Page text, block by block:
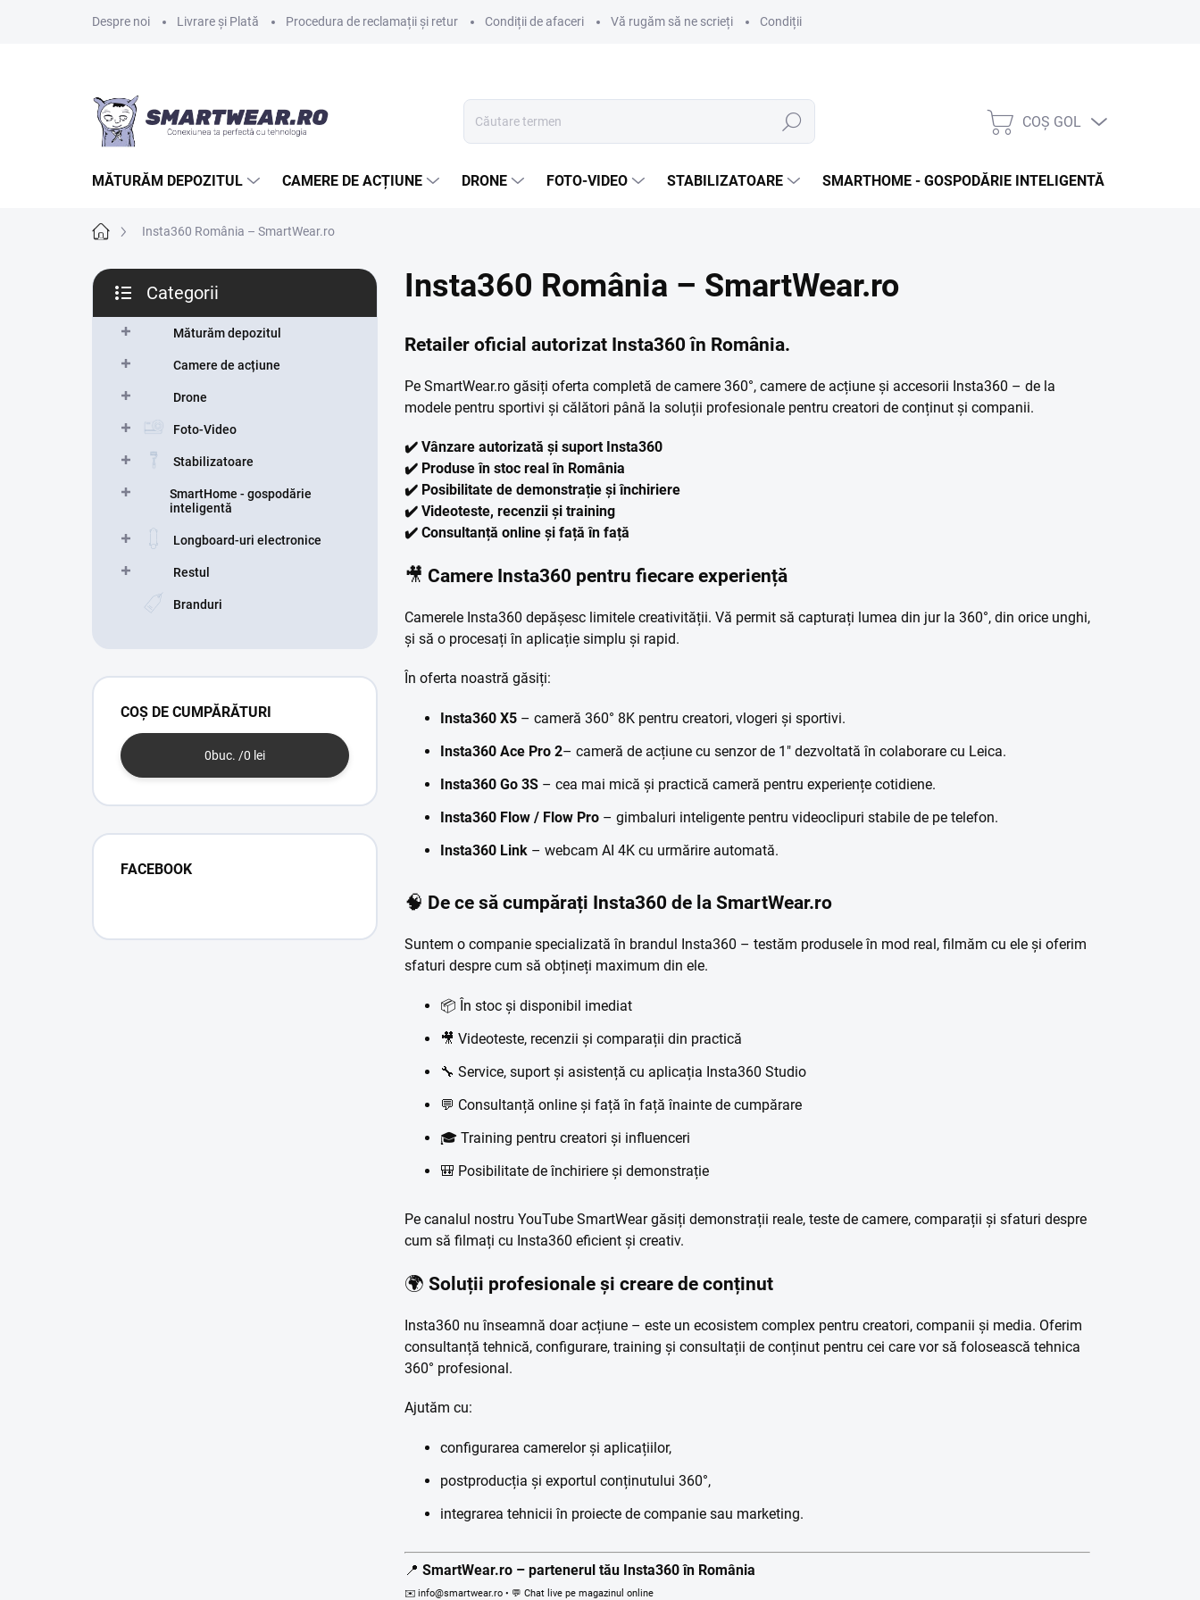
Despre noi Livrare și Plată Procedura de reclamații și retur Condiții de afaceri Vă rugăm să ne scrieți Condiții de protecție a datelor cu caracter personal
Căutare
COŞ
COŞ GOL
MĂTURĂM DEPOZITUL CAMERE DE ACȚIUNE DRONE FOTO-VIDEO STABILIZATOARE SMARTHOME - GOSPODĂRIE INTELIGENTĂ
AcasăInsta360 România – SmartWear.ro
B
r
peste
categorii
Categorii
Măturăm depozitul
Camere de acțiune
Drone
Foto-Video
Stabilizatoare
SmartHome - gospodărie
inteligentă
Longboard-uri electronice
Restul
Branduri
COŞ DE CUMPĂRĂTURI
0buc. /0 lei
FACEBOOK
Insta360 România – SmartWear.ro
Retailer oficial autorizat Insta360 în România.
Pe SmartWear.ro găsiți oferta completă de camere 360°, camere de acțiune și accesorii Insta360 – de la
modele pentru sportivi și călători până la soluții profesionale pentru creatori de conținut și companii.
✔️ Vânzare autorizată și suport Insta360
✔️ Produse în stoc real în România
✔️ Posibilitate de demonstrație și închiriere
✔️ Videoteste, recenzii și training
✔️ Consultanță online și față în față
🎥 Camere Insta360 pentru fiecare experiență
Camerele Insta360 depășesc limitele creativității. Vă permit să capturați lumea din jur la 360°, din orice unghi,
și să o procesați în aplicație simplu și rapid.
În oferta noastră găsiți:
Insta360 X5 – cameră 360° 8K pentru creatori, vlogeri și sportivi.
Insta360 Ace Pro 2– cameră de acțiune cu senzor de 1" dezvoltată în colaborare cu Leica.
Insta360 Go 3S – cea mai mică și practică cameră pentru experiențe cotidiene.
Insta360 Flow / Flow Pro – gimbaluri inteligente pentru videoclipuri stabile de pe telefon.
Insta360 Link – webcam AI 4K cu urmărire automată.
🧠 De ce să cumpărați Insta360 de la SmartWear.ro
Suntem o companie specializată în brandul Insta360 – testăm produsele în mod real, filmăm cu ele și oferim
sfaturi despre cum să obțineți maximum din ele.
📦 În stoc și disponibil imediat
🎥 Videoteste, recenzii și comparații din practică
🔧 Service, suport și asistență cu aplicația Insta360 Studio
💬 Consultanță online și față în față înainte de cumpărare
🎓 Training pentru creatori și influenceri
🎒 Posibilitate de închiriere și demonstrație
Pe canalul nostru YouTube SmartWear găsiți demonstrații reale, teste de camere, comparații și sfaturi despre
cum să filmați cu Insta360 eficient și creativ.
🌍 Soluții profesionale și creare de conținut
Insta360 nu înseamnă doar acțiune – este un ecosistem complex pentru creatori, companii și media. Oferim
consultanță tehnică, configurare, training și consultații de conținut pentru cei care vor să folosească tehnica
360° profesional.
Ajutăm cu:
configurarea camerelor și aplicațiilor,
postproducția și exportul conținutului 360°,
integrarea tehnicii în proiecte de companie sau marketing.
📍 SmartWear.ro – partenerul tău Insta360 în România
✉️ info@smartwear.ro • 💬 Chat live pe magazinul online